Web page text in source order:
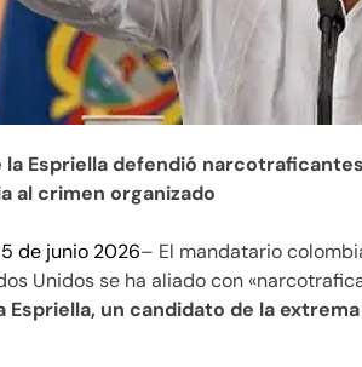
la Espriella defendió
al crimen organizado
de junio 2026– El mandatario
Unidos se ha aliado con
Espriella, un candidato de la